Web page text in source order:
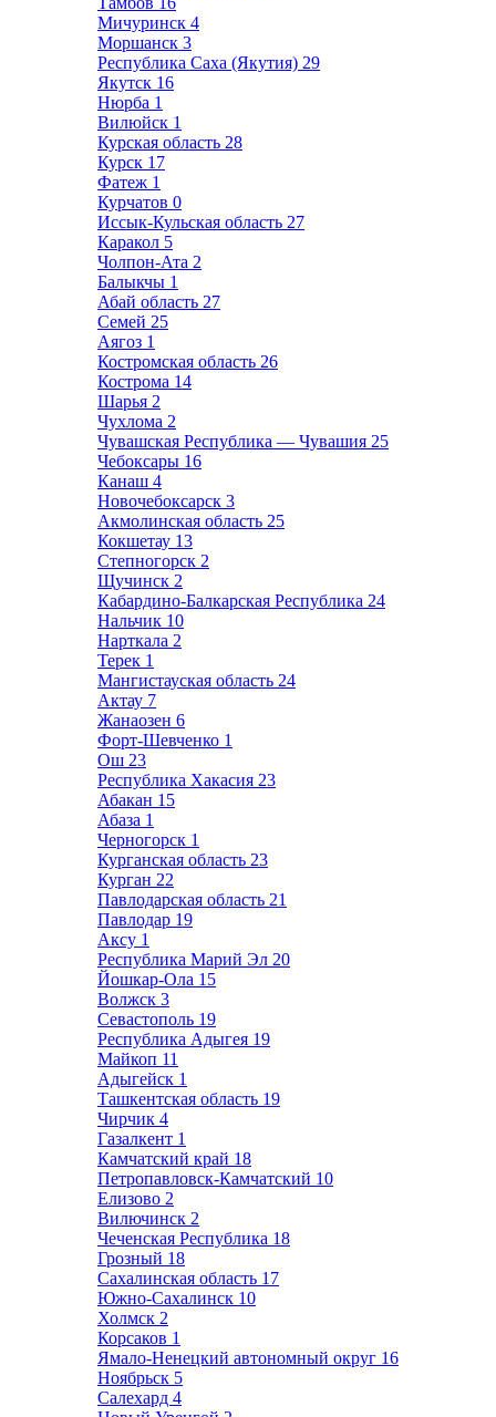
Мичуринск 4
Моршанск 3
Республика Саха (Якутия) 29
Якутск 16
Нюрба 1
Вилюйск 1
Курская область 28
Курск 17
Фатеж 1
Курчатов 0
Иссык-Кульская область 27
Каракол 5
Чолпон-Ата 2
Балыкчы 1
Абай область 27
Семей 25
Аягоз 1
Костромская область 26
Кострома 14
Шарья 2
Чухлома 2
Чувашская Республика — Чувашия 25
Чебоксары 16
Канаш 4
Новочебоксарск 3
Акмолинская область 25
Кокшетау 13
Степногорск 2
Щучинск 2
Кабардино-Балкарская Республика 24
Нальчик 10
Нарткала 2
Терек 1
Мангистауская область 24
Актау 7
Жанаозен 6
Форт-Шевченко 1
Ош 23
Республика Хакасия 23
Абакан 15
Абаза 1
Черногорск 1
Курганская область 23
Курган 22
Павлодарская область 21
Павлодар 19
Аксу 1
Республика Марий Эл 20
Йошкар-Ола 15
Волжск 3
Севастополь 19
Республика Адыгея 19
Майкоп 11
Адыгейск 1
Ташкентская область 19
Чирчик 4
Газалкент 1
Камчатский край 18
Петропавловск-Камчатский 10
Елизово 2
Вилючинск 2
Чеченская Республика 18
Грозный 18
Сахалинская область 17
Южно-Сахалинск 10
Холмск 2
Корсаков 1
Ямало-Ненецкий автономный округ 16
Ноябрьск 5
Салехард 4